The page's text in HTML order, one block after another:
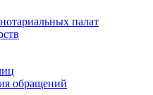
палат
обращений